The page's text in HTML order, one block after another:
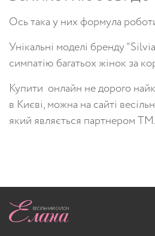
Ось така у них формула
Унікальні моделі бренду
симпатію багатьох жінок за
Купити онлайн не дорого
в Києві, можна на сайті
який являється партнером ТМ.